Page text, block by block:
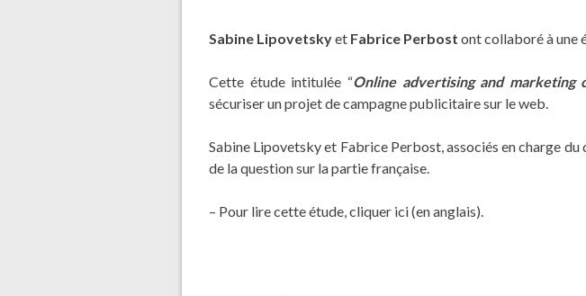
Sabine Lipovetskyet Fabrice Perbost ont collaboré à une
Cette étude intitulée “Online advertising and marketing
sécuriser un projet de campagne publicitaire sur le web.
Sabine Lipovetsky et Fabrice Perbost, associés en charge
de la question sur la partie française.
– Pour lire cette étude, cliquer ici(en anglais).